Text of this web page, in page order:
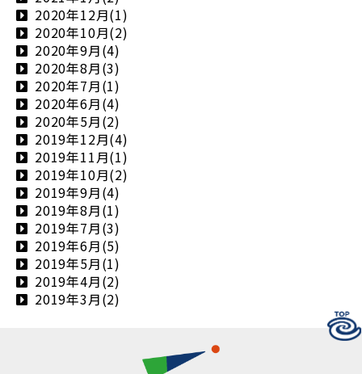
2020年12月(1)
2020年10月(2)
2020年9月(4)
2020年8月(3)
2020年7月(1)
2020年6月(4)
2020年5月(2)
2019年12月(4)
2019年11月(1)
2019年10月(2)
2019年9月(4)
2019年8月(1)
2019年7月(3)
2019年6月(5)
2019年5月(1)
2019年4月(2)
2019年3月(2)